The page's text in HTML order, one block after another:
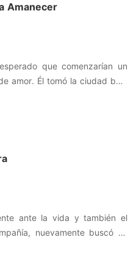
Amanecer
que comenzarían un
amor. Él tomó la ciudad bajo
detrás de todo. No quería
Ella no lo hizo. Quería que él
ante la vida y también el
nuevamente buscó su
decidido a apoderarse de